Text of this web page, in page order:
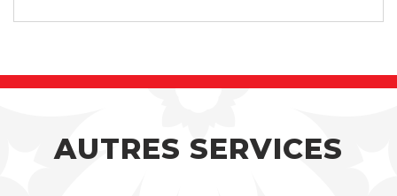
AUTRES SERVICES